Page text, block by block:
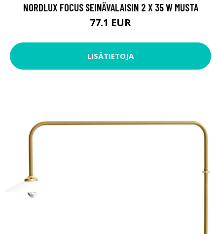
NORDLUX FOCUS SEINÄVALAISIN 2 X 35 W MUSTA
77.1 EUR
LISÄTIETOJA